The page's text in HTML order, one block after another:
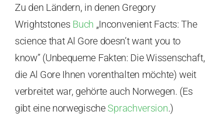
Zu den Ländern, in denen Gregory
Wrightstones Buch „Inconvenient Facts: The
science that Al Gore doesn’t want you to
know” (Unbequeme Fakten: Die Wissenschaft,
die Al Gore Ihnen vorenthalten möchte) weit
verbreitet war, gehörte auch Norwegen. (Es
gibt eine norwegische Sprachversion.)